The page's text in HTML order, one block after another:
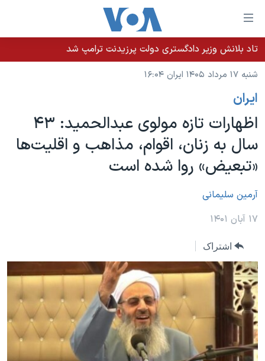
لینکهای
قابل
دسترسی
جهش
محتوای
اصلی
جهش
به
صفحه
جهش
به
خانه
نسخه سبک وب‌سایت
موضوع ها
ایران
آمریکا
جهان
ورزشی
گزیده‌ها
فرهنگ و زندگی
حقوق شهروندی
اقتصادی
علم و فناوری
برنامه های تلویزیونی
جدول برنامه ها
صفحه‌های ویژه
جام جهانی ۲۰۲۶
عملیات خشم حماسی
مستندها
انتخابات ریاست جمهوری آمریکا ۲۰۲۴
حمله جمهوری اسلامی به اسرائیل
رمز مهسا
فرکانس‌های صدای آمریکا
پخش رادیویی
یادگیری زبان انگلیسی
دنبال کنید
زبانهای مختلف
تاد بلانش وزیر دادگستری دولت پرزیدنت ترامپ شد
شنبه ۱۷ مرداد ۱۴۰۵ ایران ۱۶:۰۴
ايران
اظهارات تازه مولوی عبدالحمید: ۴۳
سال به زنان، اقوام، مذاهب و اقلیت‌ها
«تبعیض» روا شده است
آرمین سلیمانی
۱۷ آبان ۱۴۰۱
اشتراک